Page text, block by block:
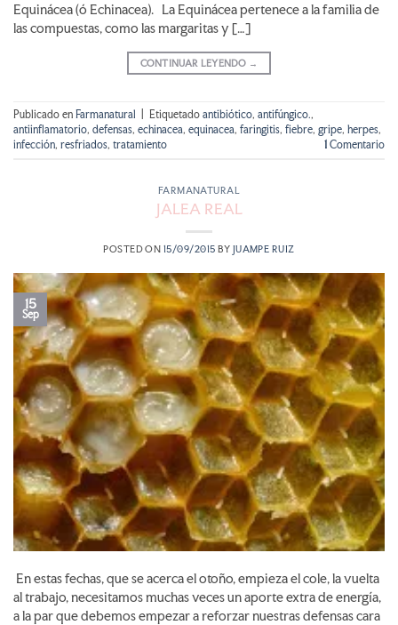
Equinácea (ó Echinacea). La Equinácea pertenece a la familia de
las compuestas, como las margaritas y […]
CONTINUAR LEYENDO →
Publicado en Farmanatural Etiquetado antibiótico, antifúngico.,
antiinflamatorio, defensas, echinacea, equinacea, faringitis, fiebre, gripe, herpes,
infección, resfriados, tratamiento 1 Comentario
FARMANATURAL
JALEA REAL
POSTED ON 15/09/2015 BY JUAMPE RUIZ
15
Sep
En estas fechas, que se acerca el otoño, empieza el cole, la vuelta
al trabajo, necesitamos muchas veces un aporte extra de energía,
a la par que debemos empezar a reforzar nuestras defensas cara